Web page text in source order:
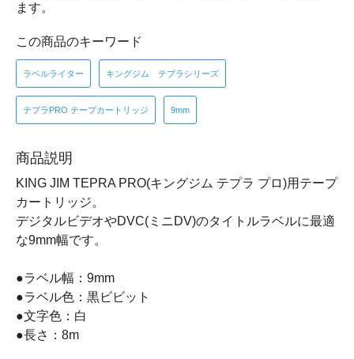
ます。
この商品のキーワード
ラベルライター キングジム テプラシリーズ
テプラPRO テープカートリッジ 9mm
商品説明
KING JIM TEPRA PRO(キングジム テプラ プロ)用テープ
カートリッジ。
デジタルビデオやDVC(ミニDV)のタイトルラベルに最適
な9mm幅です。
●ラベル幅：9mm
●ラベル色：黒ビビット
●文字色：白
●長さ：8m